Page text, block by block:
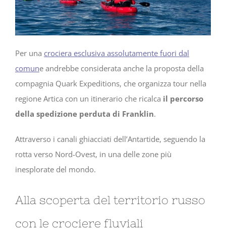
Per una crociera esclusiva assolutamente fuori dal
comune andrebbe considerata anche la proposta della
compagnia Quark Expeditions, che organizza tour nella
regione Artica con un itinerario che ricalca il percorso
della spedizione perduta di Franklin.
Attraverso i canali ghiacciati dell’Antartide, seguendo la
rotta verso Nord-Ovest, in una delle zone più
inesplorate del mondo.
Alla scoperta del territorio russo
con le crociere fluviali